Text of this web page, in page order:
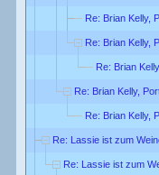
Re: Brian Kelly,
Re: Brian Kelly,
Re: Brian
Re: Brian Kelly,
Re: Brian Kelly,
Re: Lassie ist zum
Re: Lassie ist zum